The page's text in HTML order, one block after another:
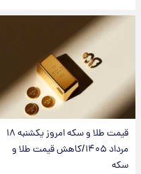
قیمت طلا و سکه امروز یکشنبه ۱۸
مرداد ۱۴۰۵/کاهش قیمت طلا و
سکه